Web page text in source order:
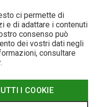
ci permette di
e di adattare i contenuti
consenso può
dei vostri dati negli
consultare
I COOKIE
legali